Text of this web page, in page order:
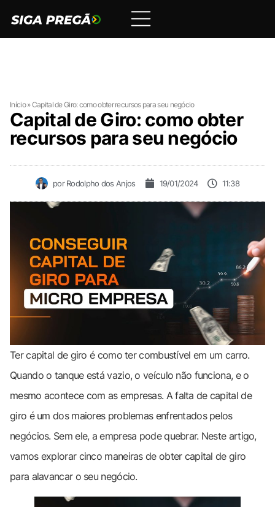
Início»Capital de Giro: como obter recursos para seu negócio
Capital de Giro: como obter
recursos para seu negócio
porRodolpho dos Anjos 19/01/2024 11:38
Ter capital de giro é como ter combustível em um carro.
Quando o tanque está vazio, o veículo não funciona, e o
mesmo acontece com as empresas. A falta de capital de
giro é um dos maiores problemas enfrentados pelos
negócios. Sem ele, a empresa pode quebrar. Neste artigo,
vamos explorar cinco maneiras de obter capital de giro
para alavancar o seu negócio.